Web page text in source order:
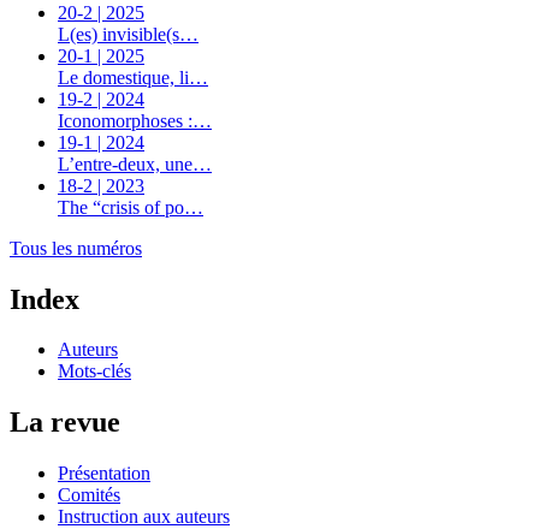
20-2 | 2025
L(es) invisible(s…
20-1 | 2025
Le domestique, li…
19-2 | 2024
Iconomorphoses :…
19-1 | 2024
L’entre-deux, une…
18-2 | 2023
The “crisis of po…
Tous les numéros
Index
Auteurs
Mots-clés
La revue
Présentation
Comités
Instruction aux auteurs